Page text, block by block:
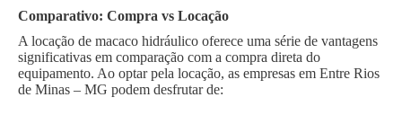
Comparativo: Compra vs Locação
A locação de macaco hidráulico oferece uma série de vantagens
significativas em comparação com a compra direta do
equipamento. Ao optar pela locação, as empresas em Entre Rios
de Minas – MG podem desfrutar de: